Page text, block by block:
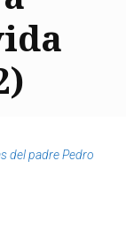
del padre Pedro